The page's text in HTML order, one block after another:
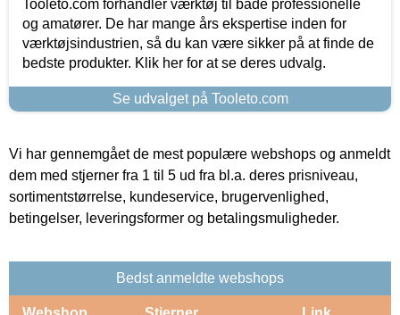
Tooleto.com forhandler værktøj til både professionelle
og amatører. De har mange års ekspertise inden for
værktøjsindustrien, så du kan være sikker på at finde de
bedste produkter. Klik her for at se deres udvalg.
Se udvalget på Tooleto.com
Vi har gennemgået de mest populære webshops og anmeldt
dem med stjerner fra 1 til 5 ud fra bl.a. deres prisniveau,
sortimentstørrelse, kundeservice, brugervenlighed,
betingelser, leveringsformer og betalingsmuligheder.
Bedst anmeldte webshops